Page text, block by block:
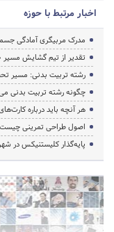
اخبار مرتبط با حوزه
مدرک مربیگری آمادگی
تقدیر از تیم گشایش مسیر
رشته تربیت بدنی: مسیر
چگونه رشته تربیت بدنی
هر آنچه باید درباره
اصول طراحی تمرینی چیست؟
پایه‌گذار کلیستنیکس در